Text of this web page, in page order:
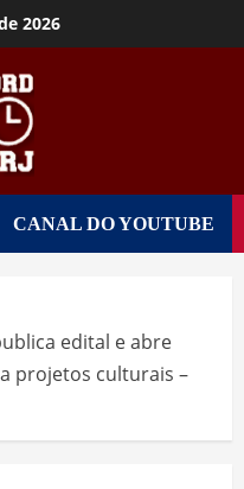
2026
CANAL DO YOUTUBE
edital e abre
projetos culturais –